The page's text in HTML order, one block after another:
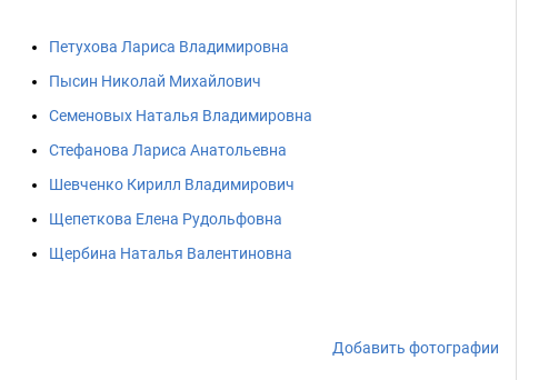
Петухова Лариса Владимировна
Пысин Николай Михайлович
Семеновых Наталья Владимировна
Стефанова Лариса Анатольевна
Шевченко Кирилл Владимирович
Щепеткова Елена Рудольфовна
Щербина Наталья Валентиновна
Добавить фотографии